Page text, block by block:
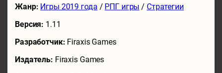
Жанр: Игры 2019 года / РПГ игры / Стратегии
Версия: 1.11
Разработчик: Firaxis Games
Издатель: Firaxis Games